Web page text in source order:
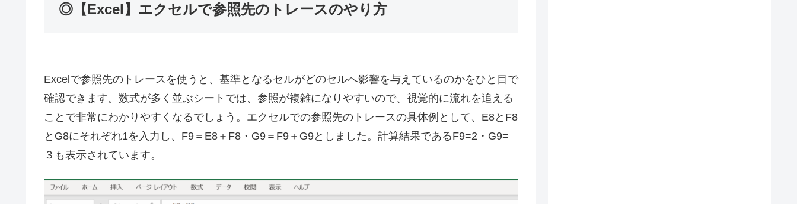
◎【Excel】エクセルで参照先のトレースのやり方
Excelで参照先のトレースを使うと、基準となるセルがどのセルへ影響を与えているのかをひと目で
確認できます。数式が多く並ぶシートでは、参照が複雑になりやすいので、視覚的に流れを追える
ことで非常にわかりやすくなるでしょう。エクセルでの参照先のトレースの具体例として、E8とF8
とG8にそれぞれ1を入力し、F9＝E8＋F8・G9＝F9＋G9としました。計算結果であるF9=2・G9=
３も表示されています。